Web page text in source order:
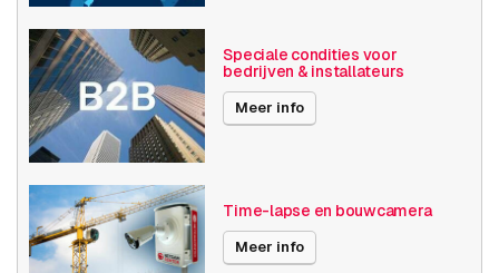
Beeldsensor
Type beeldsensor CMOS
Omvang optische
sensor
25,4 / 3 mm (1 / 3")
Progressive scan
Lenssysteem
Speciale condities voor
bedrijven & installateurs
Meer info
Time-lapse en bouwcamera
Meer info